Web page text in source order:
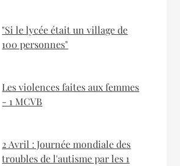
"Si le lycée était un village de
100 personnes"
Les violences faites aux femmes
- 1 MCVB
2 Avril : Journée mondiale des
troubles de l'autisme par les 1